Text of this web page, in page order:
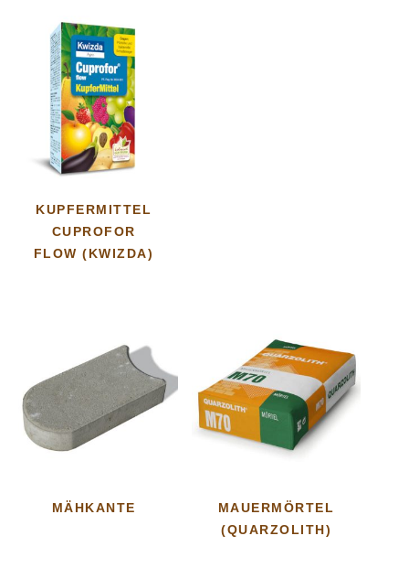
KUPFERMITTEL
CUPROFOR
FLOW (KWIZDA)
MÄHKANTE
MAUERMÖRTEL
(QUARZOLITH)